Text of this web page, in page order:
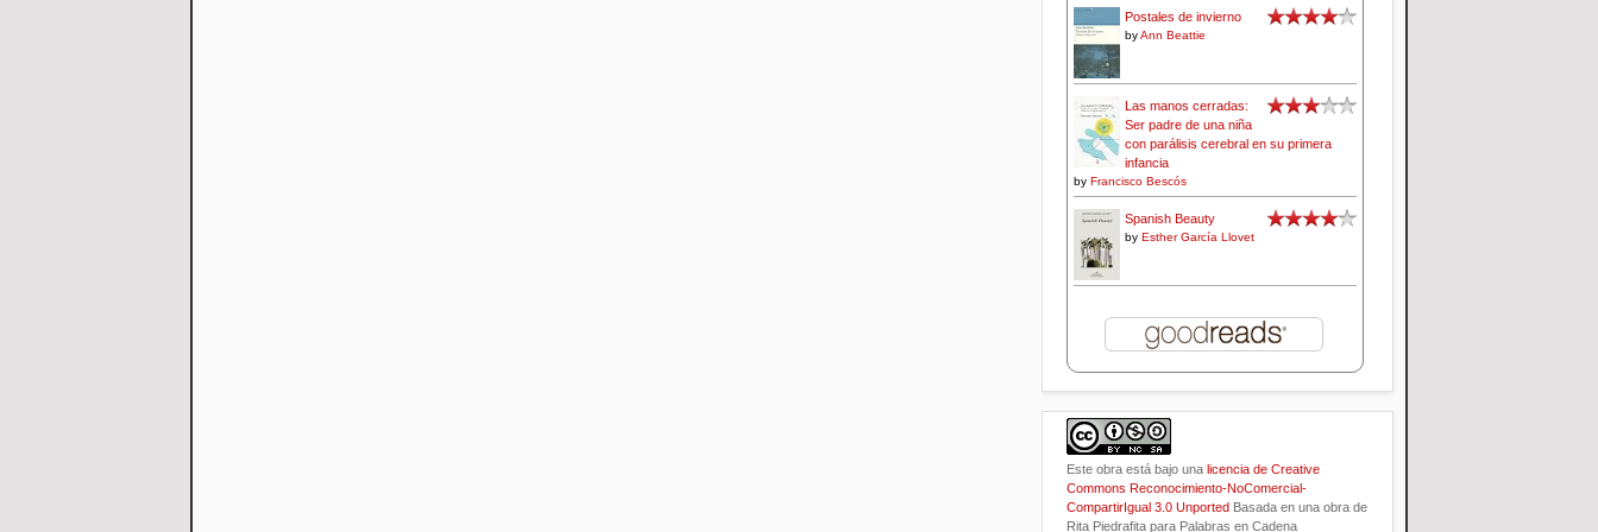
Postales de invierno
byAnn Beattie
Las manos cerradas:
Ser padre de una niña
con parálisis cerebral en su primera
infancia
by Francisco Bescós
Spanish Beauty
by Esther García Llovet
Este obra está bajo una licencia de Creative
Commons Reconocimiento-NoComercial-
CompartirIgual 3.0 Unported Basada en una obra de
Rita Piedrafita para Palabras en Cadena